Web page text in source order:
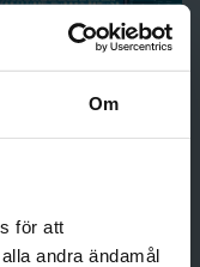
Om
för att
andra ändamål